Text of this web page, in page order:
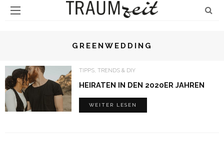
GREENWEDDING
TIPPS, TRENDS & DIY
HEIRATEN IN DEN 2020ER JAHREN
WEITER LESEN